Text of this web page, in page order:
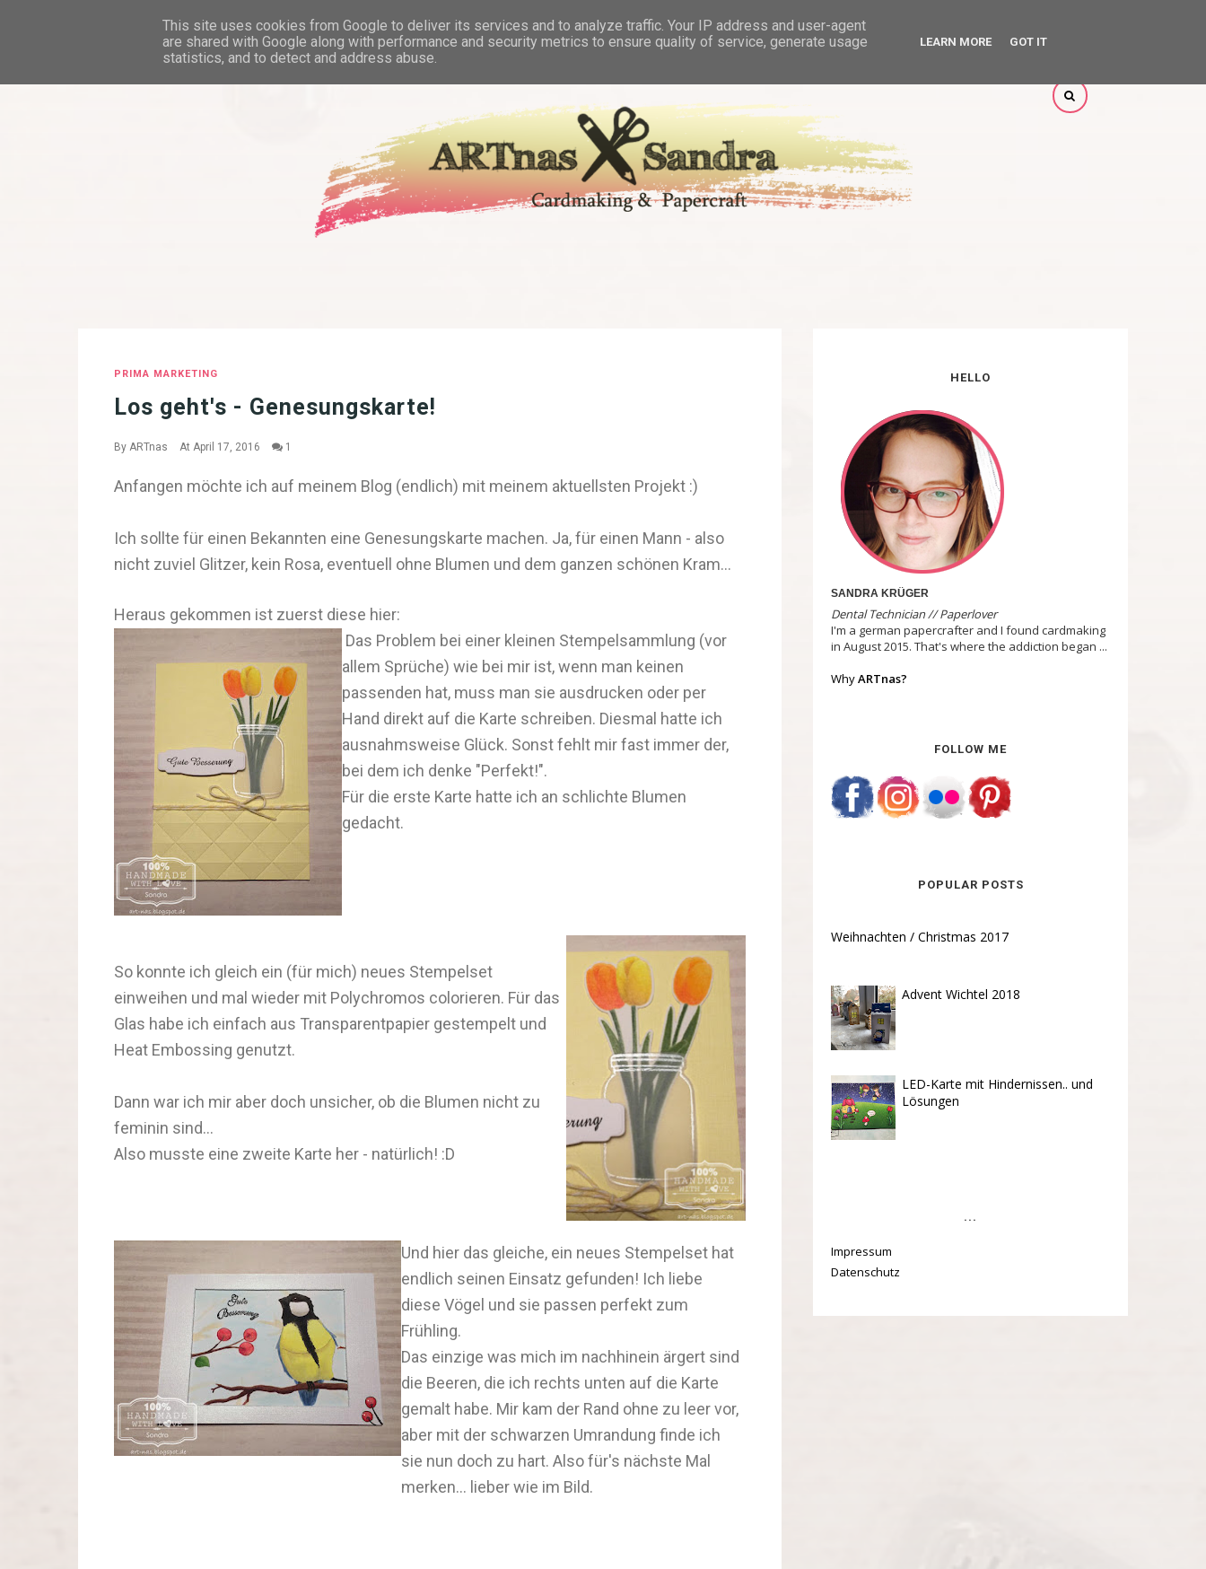
PRIMA MARKETING
Los geht's - Genesungskarte!
By ARTnas At April 17, 2016 1
Anfangen möchte ich auf meinem Blog (endlich) mit meinem aktuellsten Projekt :)
Ich sollte für einen Bekannten eine Genesungskarte machen. Ja, für einen Mann - also
nicht zuviel Glitzer, kein Rosa, eventuell ohne Blumen und dem ganzen schönen Kram...
Heraus gekommen ist zuerst diese hier:
Das Problem bei einer kleinen Stempelsammlung (vor
allem Sprüche) wie bei mir ist, wenn man keinen
passenden hat, muss man sie ausdrucken oder per
Hand direkt auf die Karte schreiben. Diesmal hatte ich
ausnahmsweise Glück. Sonst fehlt mir fast immer der,
bei dem ich denke "Perfekt!".
Für die erste Karte hatte ich an schlichte Blumen
gedacht.
So konnte ich gleich ein (für mich) neues Stempelset
einweihen und mal wieder mit Polychromos colorieren. Für das
Glas habe ich einfach aus Transparentpapier gestempelt und
Heat Embossing genutzt.
Dann war ich mir aber doch unsicher, ob die Blumen nicht zu
feminin sind...
Also musste eine zweite Karte her - natürlich! :D
Und hier das gleiche, ein neues Stempelset hat
endlich seinen Einsatz gefunden! Ich liebe
diese Vögel und sie passen perfekt zum
Frühling.
Das einzige was mich im nachhinein ärgert sind
die Beeren, die ich rechts unten auf die Karte
gemalt habe. Mir kam der Rand ohne zu leer vor,
aber mit der schwarzen Umrandung finde ich
sie nun doch zu hart. Also für's nächste Mal
merken... lieber wie im Bild.
HELLO
SANDRA KRÜGER
Dental Technician // Paperlover
I'm a german papercrafter and I found cardmaking
in August 2015. That's where the addiction began ...
WhyARTnas?
FOLLOW ME
POPULAR POSTS
Weihnachten / Christmas 2017
Advent Wichtel 2018
LED-Karte mit Hindernissen.. und
Lösungen
...
Impressum
Datenschutz
This site uses cookies from Google to deliver its services and to analyze traffic. Your IP address and user-agent
are shared with Google along with performance and security metrics to ensure quality of service, generate usage
statistics, and to detect and address abuse.
LEARN MORE GOT IT